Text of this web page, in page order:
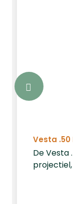
Vesta .50
De Vesta